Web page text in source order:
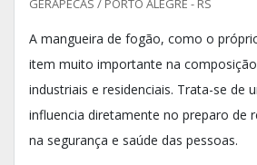
GERAPECAS / PORTO ALEGRE - RS
A mangueira de fogão, como o
item muito importante na
industriais e residenciais. Trata-se de
influencia diretamente no preparo de
na segurança e saúde das pessoas.